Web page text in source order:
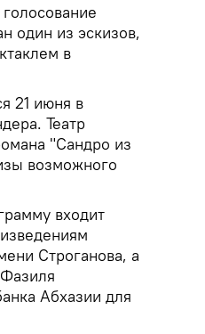
один из эскизов,
в
21 июня в
Театр
"Сандро из
возможного
входит
Строганова, а
Абхазии для